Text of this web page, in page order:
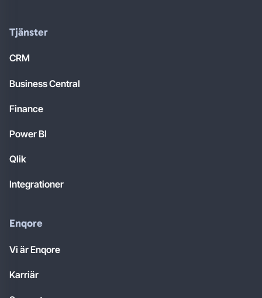
Tjänster
CRM
Business Central
Finance
Power BI
Qlik
Integrationer
Enqore
Vi är Enqore
Karriär